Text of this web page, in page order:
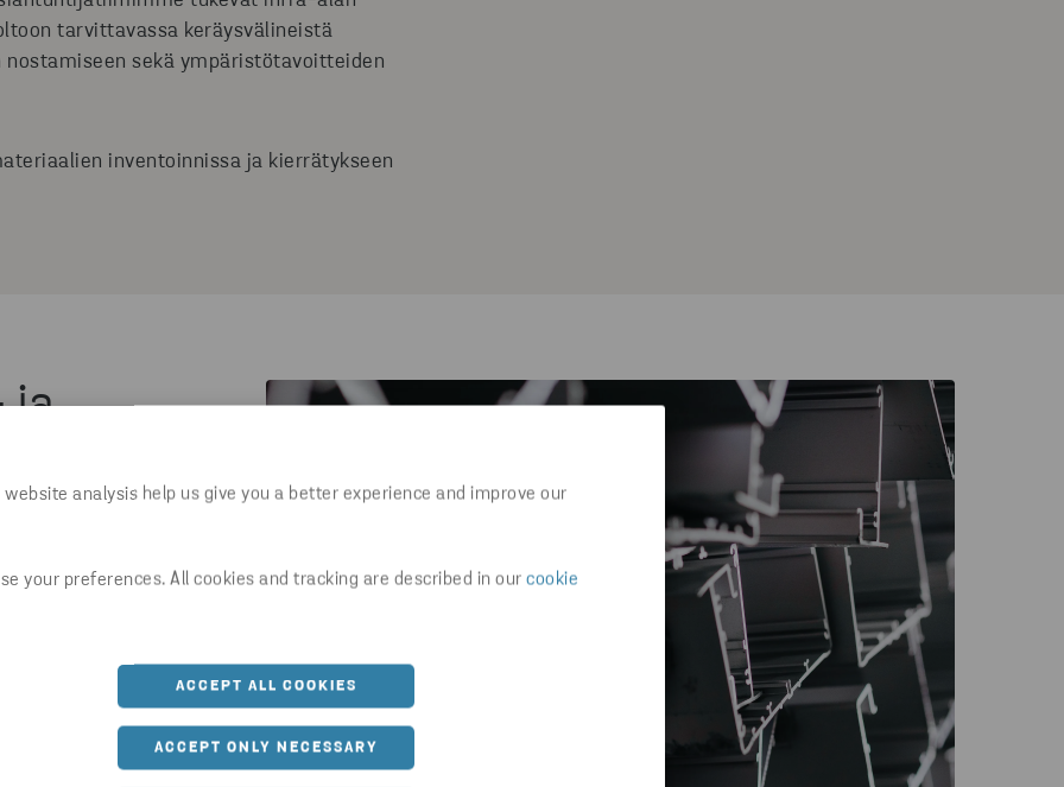
website analysis help us give you a better experience and improve our
your preferences. All cookies and tracking are described in our cookie
ACCEPT ALL COOKIES
ACCEPT ONLY NECESSARY
tarvittavassa keräysvälineistä
sekä ympäristötavoitteiden
inventoinnissa ja kierrätykseen
ja
tunnistaminen
varmistamiseksi.
selkeät
raaka-
kehittämiseen ja